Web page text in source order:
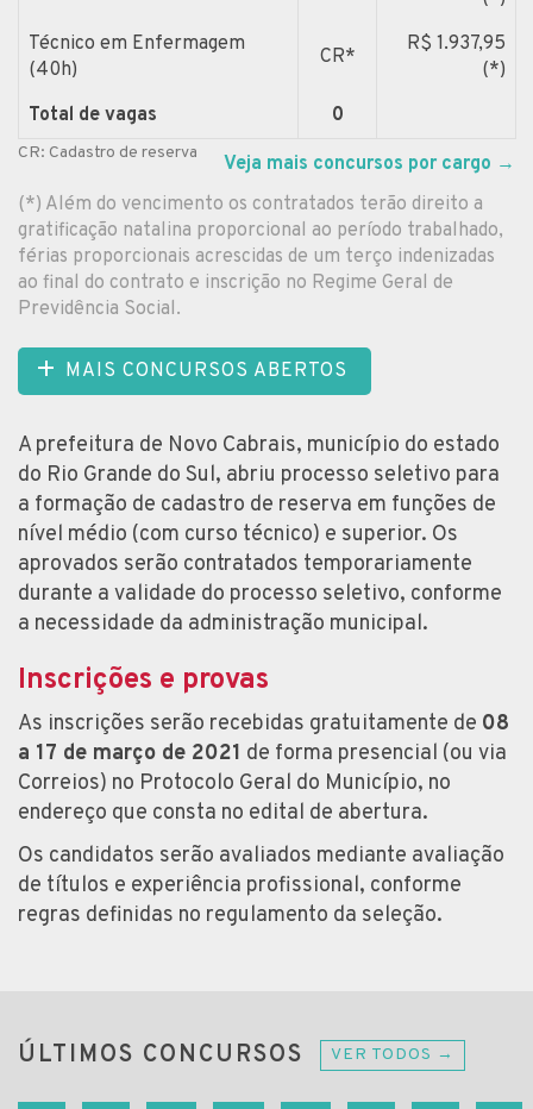
Técnico em Enfermagem
(40h)
CR*
R$ 1.937,95
(*)
Total de vagas
0
CR: Cadastro de reserva Veja mais concursos por cargo →
(*) Além do vencimento os contratados terão direito a
gratificação natalina proporcional ao período trabalhado,
férias proporcionais acrescidas de um terço indenizadas
ao final do contrato e inscrição no Regime Geral de
Previdência Social.
MAIS CONCURSOS ABERTOS
A prefeitura de Novo Cabrais, município do estado
do Rio Grande do Sul, abriu processo seletivo para
a formação de cadastro de reserva em funções de
nível médio (com curso técnico) e superior. Os
aprovados serão contratados temporariamente
durante a validade do processo seletivo, conforme
a necessidade da administração municipal.
Inscrições e provas
As inscrições serão recebidas gratuitamente de 08
a 17 de março de 2021 de forma presencial (ou via
Correios) no Protocolo Geral do Município, no
endereço que consta no edital de abertura.
Os candidatos serão avaliados mediante avaliação
de títulos e experiência profissional, conforme
regras definidas no regulamento da seleção.
ÚLTIMOS CONCURSOS VER TODOS →